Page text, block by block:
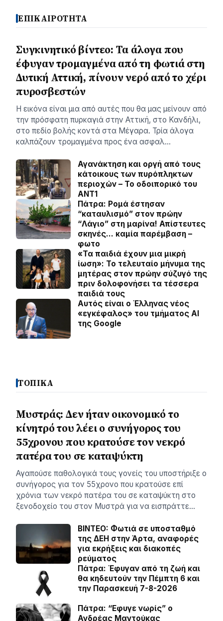
ΕΠΙΚΑΙΡΟΤΗΤΑ
Συγκινητικό βίντεο: Τα άλογα που
έφυγαν τρομαγμένα από τη φωτιά στη
Δυτική Αττική, πίνουν νερό από το χέρι
πυροσβεστών
Η εικόνα είναι μια από αυτές που θα μας μείνουν από
την πρόσφατη πυρκαγιά στην Αττική, στο Κανδήλι,
στο πεδίο βολής κοντά στα Μέγαρα. Τρία άλογα
καλπάζουν τρομαγμένα προς ένα ασφαλ…
Αγανάκτηση και οργή από τους
κάτοικους των πυρόπληκτων
περιοχών – To οδοιπορικό του
ΑΝΤ1
Πάτρα: Ρομά έστησαν
“καταυλισμό” στον πρώην
“Λάγιο” στη μαρίνα! Απίστευτες
σκηνές… καμία παρέμβαση –
φωτο
«Τα παιδιά έχουν μια μικρή
ίωση»: Το τελευταίο μήνυμα της
μητέρας στον πρώην σύζυγό της
πριν δολοφονήσει τα τέσσερα
παιδιά τους
Αυτός είναι ο Έλληνας νέος
«εγκέφαλος» του τμήματος AI
της Google
ΤΟΠΙΚΑ
Μυστράς: Δεν ήταν οικονομικό το
κίνητρό του λέει ο συνήγορος του
55χρονου που κρατούσε τον νεκρό
πατέρα του σε καταψύκτη
Αγαπούσε παθολογικά τους γονείς του υποστήριξε ο
συνήγορος για τον 55χρονο που κρατούσε επί
χρόνια των νεκρό πατέρα του σε καταψύκτη στο
ξενοδοχείο του στον Μυστρά για να εισπράττε…
BINTEO: Φωτιά σε υποσταθμό
της ΔΕΗ στην Άρτα, αναφορές
για εκρήξεις και διακοπές
ρεύματος
Πάτρα: Έφυγαν από τη ζωή και
θα κηδευτούν την Πέμπτη 6 και
την Παρασκευή 7-8-2026
Πάτρα: “Εφυγε νωρίς” ο
Ανδρέας Μαντούκας